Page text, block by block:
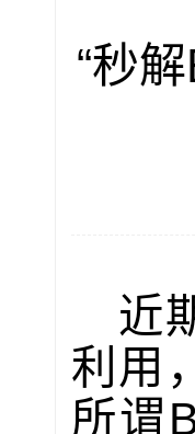
“秒
近
利用
所谓